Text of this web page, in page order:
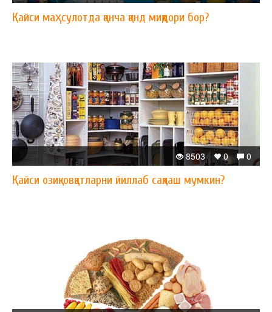
Қайси маҳсулотда қанча қанд миқдори бор?
0
0
8503
Қайси озиқ-овқатларни йиллаб сақлаш мумкин?